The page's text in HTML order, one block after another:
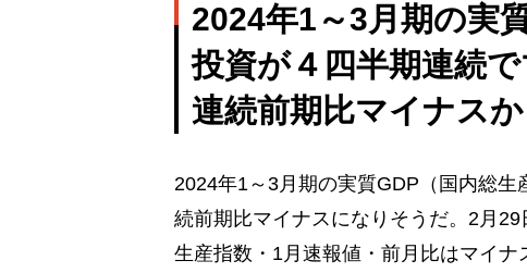
2024年1～3月期の実
投資が４四半期連続
連続前期比マイナスか
2024年1～3月期の実質GDP（国内総生
続前期比マイナスになりそうだ。2月29
生産指数・1月速報値・前月比はマイナ